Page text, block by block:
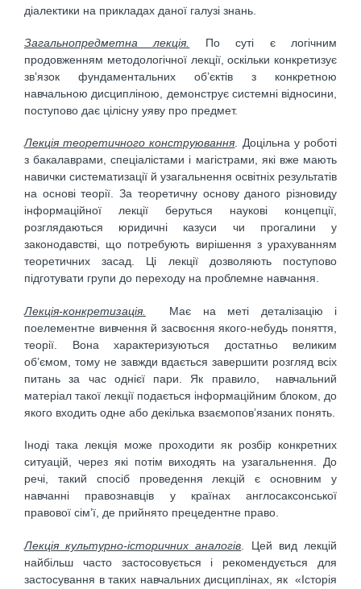
діалектики на прикладах даної галузі знань.
Загальнопредметна лекція.
По суті є логічним
продовженням методологічної лекції, оскільки конкретизує
зв’язок фундаментальних об’єктів з конкретною
навчальною дисципліною, демонструє системні відносини,
поступово дає цілісну уяву про предмет.
Лекція теоретичного конструювання. Доцільна у роботі
з бакалаврами, спеціалістами і магістрами, які вже мають
навички систематизації й узагальнення освітніх результатів
на основі теорії. За теоретичну основу даного різновиду
інформаційної лекції беруться наукові концепції,
розглядаються юридичні казуси чи прогалини у
законодавстві, що потребують вирішення з урахуванням
теоретичних засад. Ці лекції дозволяють поступово
підготувати групи до переходу на проблемне навчання.
Лекція-конкретизація.
Має на меті деталізацію і
поелементне вивчення й засвоєння якого-небудь поняття,
теорії. Вона характеризуються достатньо великим
об’ємом, тому не завжди вдається завершити розгляд всіх
питань за час однієї пари. Як правило, навчальний
матеріал такої лекції подається інформаційним блоком, до
якого входить одне або декілька взаємопов’язаних понять.
Іноді така лекція може проходити як розбір конкретних
ситуацій, через які потім виходять на узагальнення. До
речі, такий спосіб проведення лекцій є основним у
навчанні правознавців у країнах англосаксонської
правової сім’ї, де прийнято прецедентне право.
Лекція культурно-історичних аналогів . Цей вид лекцій
найбільш часто застосовується і рекомендується для
застосування в таких навчальних дисциплінах, як «Історія